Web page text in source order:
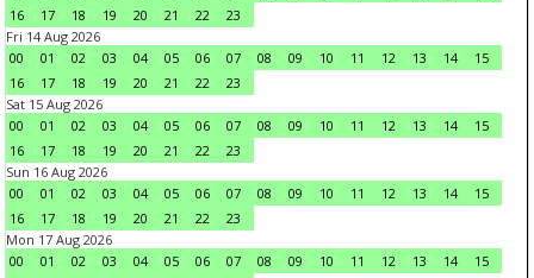
16
17 18 19 20 21 22
23
Fri 14 Aug 2026
00
01 02 03 04 05 06 07 08 09 10 11 12 13 14
15
16
17 18 19 20 21 22
23
Sat 15 Aug 2026
00
01 02 03 04 05 06 07 08 09 10 11 12 13 14
15
16
17 18 19 20 21 22
23
Sun 16 Aug 2026
00
01 02 03 04 05 06 07 08 09 10 11 12 13 14
15
16
17 18 19 20 21 22
23
Mon 17 Aug 2026
00
01 02 03 04 05 06 07 08 09 10 11 12 13 14
15